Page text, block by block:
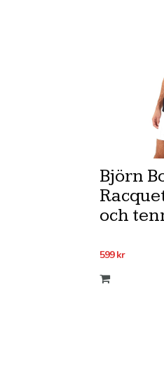
Björn
och
599kr